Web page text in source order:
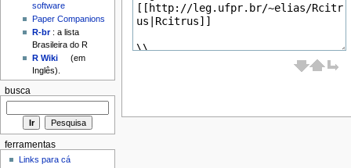
software
Paper Companions
R-br: a lista
Brasileira do R
R Wiki
(em
Inglês).
busca
ferramentas
Links para cá